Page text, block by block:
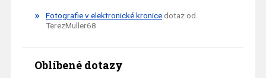
Fotografie v elektronické kronicedotaz od
TerezMuller68
Oblíbené dotazy